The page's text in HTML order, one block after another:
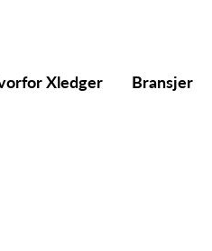
Xledger Bransjer